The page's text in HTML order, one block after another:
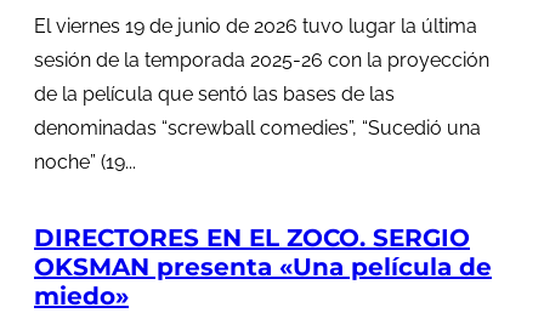
El viernes 19 de junio de 2026 tuvo lugar la última
sesión de la temporada 2025-26 con la proyección
de la película que sentó las bases de las
denominadas “screwball comedies”, “Sucedió una
noche” (19...
DIRECTORES EN EL ZOCO. SERGIO
OKSMAN presenta «Una película de
miedo»